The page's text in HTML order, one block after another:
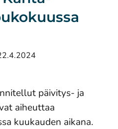
päivitys- ja
aiheuttaa
kuukauden aikana.